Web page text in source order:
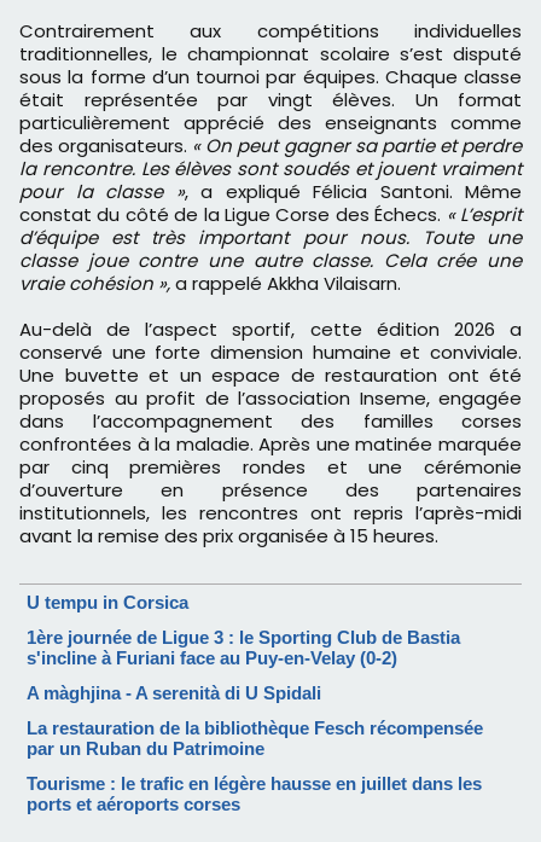
Contrairement aux compétitions individuelles
traditionnelles, le championnat scolaire s’est disputé
sous la forme d’un tournoi par équipes. Chaque classe
était représentée par vingt élèves. Un format
particulièrement apprécié des enseignants comme
des organisateurs. « On peut gagner sa partie et perdre
la rencontre. Les élèves sont soudés et jouent vraiment
pour la classe », a expliqué Félicia Santoni. Même
constat du côté de la Ligue Corse des Échecs. « L’esprit
d’équipe est très important pour nous. Toute une
classe joue contre une autre classe. Cela crée une
vraie cohésion »,a rappelé Akkha Vilaisarn.
Au-delà de l’aspect sportif, cette édition 2026 a
conservé une forte dimension humaine et conviviale.
Une buvette et un espace de restauration ont été
proposés au profit de l’association Inseme, engagée
dans l’accompagnement des familles corses
confrontées à la maladie. Après une matinée marquée
par cinq premières rondes et une cérémonie
d’ouverture en présence des partenaires
institutionnels, les rencontres ont repris l’après-midi
avant la remise des prix organisée à 15 heures.
U tempu in Corsica
1ère journée de Ligue 3 : le Sporting Club de Bastia
s'incline à Furiani face au Puy-en-Velay (0-2)
A màghjina - A serenità di U Spidali
La restauration de la bibliothèque Fesch récompensée
par un Ruban du Patrimoine
Tourisme : le trafic en légère hausse en juillet dans les
ports et aéroports corses